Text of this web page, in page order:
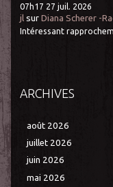
07h17 27 juil. 2026
jl surDiana Scherer -
Intéressant
ARCHIVES
août 2026
juillet 2026
juin 2026
mai 2026